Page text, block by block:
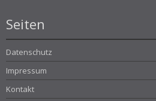
Seiten
Datenschutz
Impressum
Kontakt